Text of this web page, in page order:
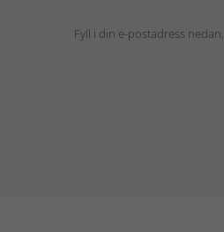
Fyll i din e-postadress nedan.